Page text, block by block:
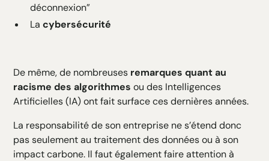
déconnexion”
Lacybersécurité
De même, de nombreuses remarques quant au
racisme des algorithmes ou des Intelligences
Artificielles (IA) ont fait surface ces dernières années.
La responsabilité de son entreprise ne s’étend donc
pas seulement au traitement des données ou à son
impact carbone. Il faut également faire attention à